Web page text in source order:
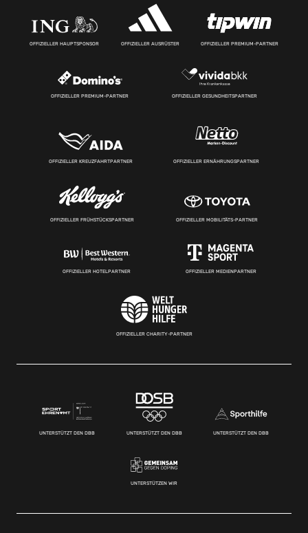
OFFIZIELLER HAUPTSPONSOR OFFIZIELLER AUSRÜSTER OFFIZIELLER PREMIUM-PARTNER
OFFIZIELLER PREMIUM-PARTNER OFFIZIELLER GESUNDHEITSPARTNER
OFFIZIELLER KREUZFAHRTPARTNER OFFIZIELLER ERNÄHRUNGSPARTNER
OFFIZIELLER FRÜHSTÜCKSPARTNER OFFIZIELLER MOBILITÄTS-PARTNER
OFFIZIELLER HOTELPARTNER OFFIZIELLER MEDIENPARTNER
OFFIZIELLER CHARITY-PARTNER
UNTERSTÜTZT DEN DBB UNTERSTÜTZT DEN DBB UNTERSTÜTZT DEN DBB
UNTERSTÜTZEN WIR